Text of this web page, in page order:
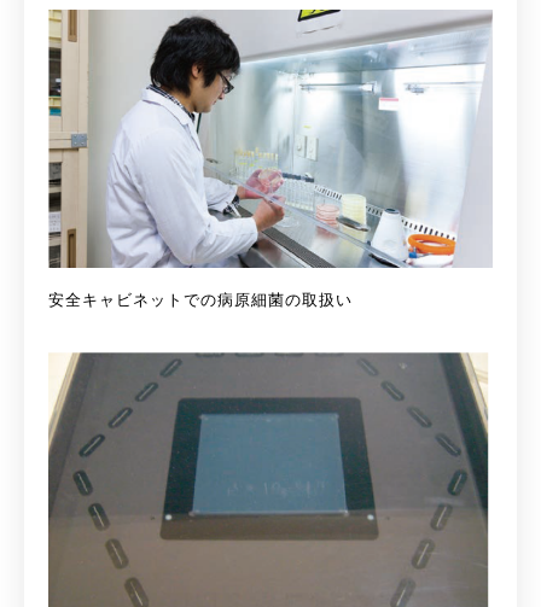
安全キャビネットでの病原細菌の取扱い